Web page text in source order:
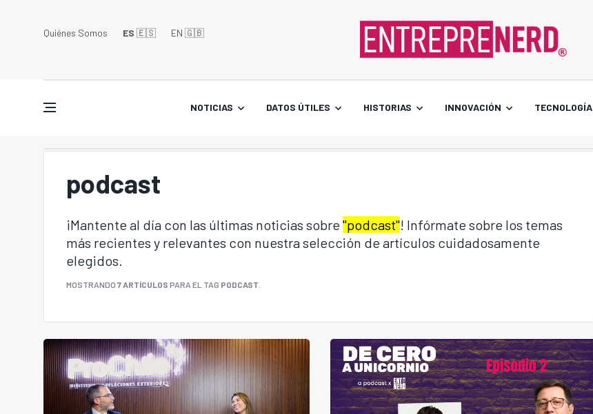
Quiénes Somos ES 🇪🇸 EN 🇬🇧󠁢󠁥󠁮󠁧󠁿
NOTICIAS DATOS ÚTILES HISTORIAS INNOVACIÓN TECNOLOGÍA
podcast
¡Mantente al día con las últimas noticias sobre "podcast"! Infórmate sobre los temas
más recientes y relevantes con nuestra selección de artículos cuidadosamente
elegidos.
MOSTRANDO 7 ARTÍCULOS PARA EL TAG PODCAST